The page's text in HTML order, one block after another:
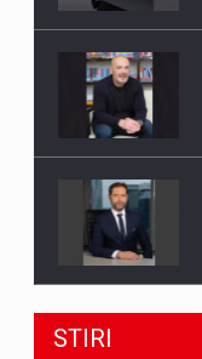
STIRI